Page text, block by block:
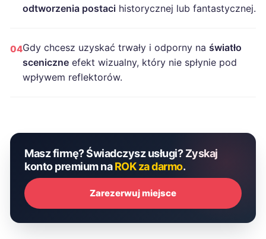
odtworzenia postaci historycznej lub fantastycznej.
04Gdy chcesz uzyskać trwały i odporny na światło
sceniczne efekt wizualny, który nie spłynie pod
wpływem reflektorów.
Masz firmę? Świadczysz usługi? Zyskaj
konto premium naROK za darmo.
Zarezerwuj miejsce